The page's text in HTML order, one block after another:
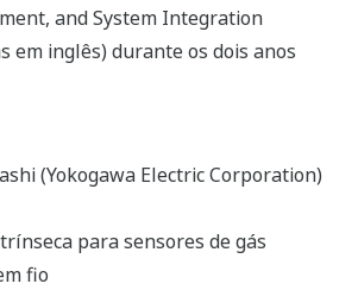
and System Integration
em inglês) durante os dois anos
(Yokogawa Electric Corporation)
para sensores de gás
fio